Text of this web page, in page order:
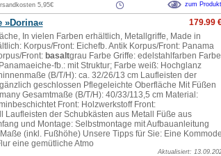
5,95€ zum Produkt
»Dorina« 179.99
In vielen Farben erhältlich, Metallgriffe, Made in
Korpus/Front: Eichefb. Antik Korpus/Front: Panama
Front: basaltgrau Farbe Griffe: edelstahlfarben Farbe
fb.: mit Struktur; Farbe weiß: Hochglanz
(B/T/H): ca. 32/26/13 cm Laufleisten der
geschlossen Pflegeleichte Oberfläche Mit Füßen
Gesamtmaße (B/T/H): 40/33/113,5 cm Material:
Front: Holzwerkstoff Front:
Laufleisten der Schubkästen aus Metall Füße aus
und Montage: Selbstmontage mit Aufbauanleitung
(inkl. Fußhöhe) Unsere Tipps für Sie: Eine Kommode
eine gemütliche Atmo
Aktualisiert: